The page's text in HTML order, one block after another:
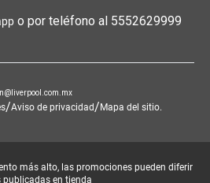
o por teléfono al 5552629999
/Aviso de privacidad/ Mapa del sitio.
más alto, las promociones pueden diferir
publicadas en tienda